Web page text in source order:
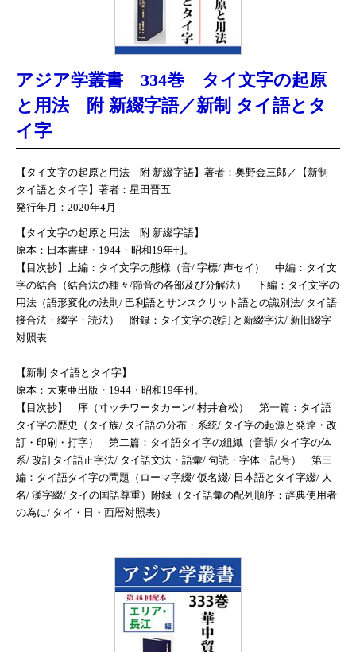
アジア学叢書 334巻 タイ文字の起原
と用法 附 新綴字語／新制 タイ語とタ
イ字
【タイ文字の起原と用法 附 新綴字語】著者：奥野金三郎／【新制
タイ語とタイ字】著者：星田晋五
発行年月：2020年4月
【タイ文字の起原と用法 附 新綴字語】
原本：日本書肆・1944・昭和19年刊。
【目次抄】上編：タイ文字の態様（音/ 字標/ 声セイ） 中編：タイ文
字の結合（結合法の種々/節音の各部及び分解法） 下編：タイ文字の
用法（語形変化の法則/ 巴利語とサンスクリット語との識別法/ タイ語
接合法・綴字・読法） 附録：タイ文字の改訂と新綴字法/ 新旧綴字
対照表
【新制 タイ語とタイ字】
原本：大東亜出版・1944・昭和19年刊。
【目次抄】 序（ヰッチワータカーン/ 村井倉松） 第一篇：タイ語
タイ字の歴史（タイ族/ タイ語の分布・系統/ タイ字の起源と発逹・改
訂・印刷・打字） 第二篇：タイ語タイ字の組織（音韻/ タイ字の体
系/ 改訂タイ語正字法/ タイ語文法・語彙/ 句読・字体・記号） 第三
編：タイ語タイ字の問題（ローマ字綴/ 仮名綴/ 日本語とタイ字綴/ 人
名/ 漢字綴/ タイの国語尊重）附録（タイ語彙の配列順序：辞典使用者
の為に/ タイ・日・西暦対照表）